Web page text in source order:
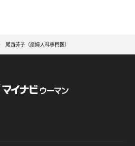
尾西芳子（産婦人科専門医）